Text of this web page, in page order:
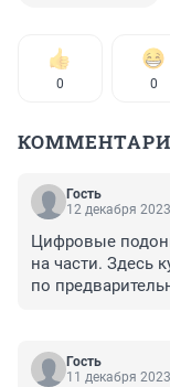
0 0
Гость
12 декабря
Цифровые
на части. Здесь
по
Везде
И средства они
наверное уже
Гость
11 декабря